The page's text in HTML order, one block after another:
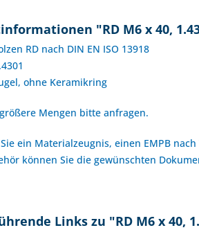
"RD M6 x 40,
RD nach DIN EN ISO 13918
ohne Keramikring
Mengen bitte anfragen.
ein Materialzeugnis, einen EMPB nach
können Sie die gewünschten
Links zu "RD M6 x 40,